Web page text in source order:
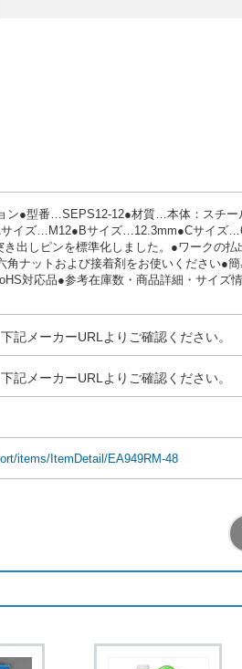
ン●型番…SEPS12-12●材質…本体：スチー
イズ…M12●Bサイズ…12.3mm●Cサイズ
出しピンを標準化しました。●ワークの払
角ナットおよび接着剤をお使いください●
対応品●参考在庫数・商品詳細・サイズ
記メーカーURLよりご確認ください。
記メーカーURLよりご確認ください。
items/ItemDetail/EA949RM-48